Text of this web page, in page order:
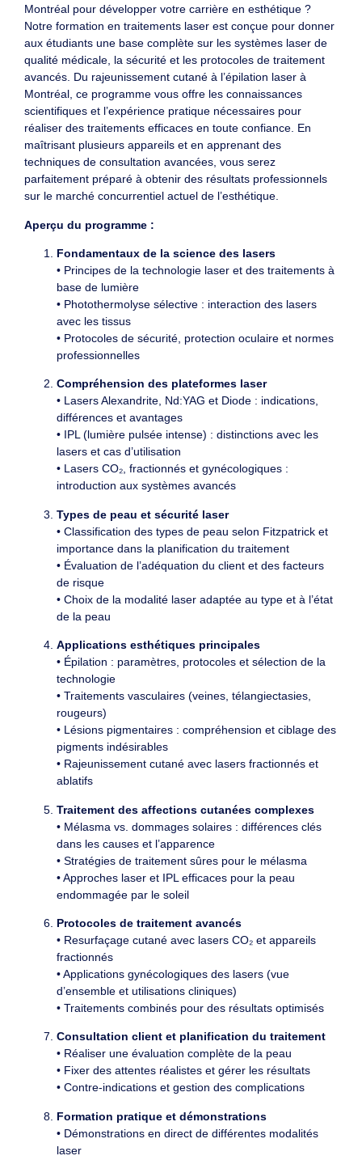
Montréal pour développer votre carrière en esthétique ?
Notre formation en traitements laser est conçue pour donner
aux étudiants une base complète sur les systèmes laser de
qualité médicale, la sécurité et les protocoles de traitement
avancés. Du rajeunissement cutané à l’épilation laser à
Montréal, ce programme vous offre les connaissances
scientifiques et l’expérience pratique nécessaires pour
réaliser des traitements efficaces en toute confiance. En
maîtrisant plusieurs appareils et en apprenant des
techniques de consultation avancées, vous serez
parfaitement préparé à obtenir des résultats professionnels
sur le marché concurrentiel actuel de l’esthétique.
Aperçu du programme :
Fondamentaux de la science des lasers
• Principes de la technologie laser et des traitements à
base de lumière
• Photothermolyse sélective : interaction des lasers
avec les tissus
• Protocoles de sécurité, protection oculaire et normes
professionnelles
Compréhension des plateformes laser
• Lasers Alexandrite, Nd:YAG et Diode : indications,
différences et avantages
• IPL (lumière pulsée intense) : distinctions avec les
lasers et cas d’utilisation
• Lasers CO₂, fractionnés et gynécologiques :
introduction aux systèmes avancés
Types de peau et sécurité laser
• Classification des types de peau selon Fitzpatrick et
importance dans la planification du traitement
• Évaluation de l’adéquation du client et des facteurs
de risque
• Choix de la modalité laser adaptée au type et à l’état
de la peau
Applications esthétiques principales
• Épilation : paramètres, protocoles et sélection de la
technologie
• Traitements vasculaires (veines, télangiectasies,
rougeurs)
• Lésions pigmentaires : compréhension et ciblage des
pigments indésirables
• Rajeunissement cutané avec lasers fractionnés et
ablatifs
Traitement des affections cutanées complexes
• Mélasma vs. dommages solaires : différences clés
dans les causes et l’apparence
• Stratégies de traitement sûres pour le mélasma
• Approches laser et IPL efficaces pour la peau
endommagée par le soleil
Protocoles de traitement avancés
• Resurfaçage cutané avec lasers CO₂ et appareils
fractionnés
• Applications gynécologiques des lasers (vue
d’ensemble et utilisations cliniques)
• Traitements combinés pour des résultats optimisés
Consultation client et planification du traitement
• Réaliser une évaluation complète de la peau
• Fixer des attentes réalistes et gérer les résultats
• Contre-indications et gestion des complications
Formation pratique et démonstrations
• Démonstrations en direct de différentes modalités
laser